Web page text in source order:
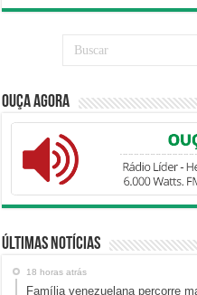
Ouça Agora
Últimas Notícias
18 horas atrás
Família venezuelana percorre